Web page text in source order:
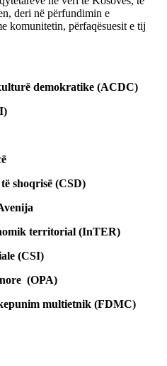
deri në përfundimin e
komunitetin, përfaqësuesit e tij
demokratike (ACDC)
shoqrisë (CSD)
territorial (InTER)
(CSI)
(OPA)
multietnik (FDMC)